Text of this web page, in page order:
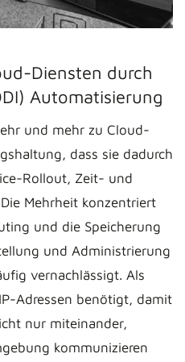
Diensten durch
Automatisierung
und mehr zu Cloud-
dass sie dadurch
Rollout, Zeit- und
Mehrheit konzentriert
und die Speicherung
und Administrierung
vernachlässigt. Als
Adressen benötigt, damit
nur miteinander,
kommunizieren